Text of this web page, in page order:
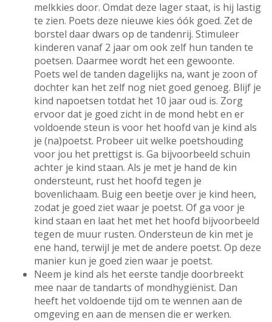
melkkies door. Omdat deze lager staat, is hij lastig
te zien. Poets deze nieuwe kies óók goed. Zet de
borstel daar dwars op de tandenrij. Stimuleer
kinderen vanaf 2 jaar om ook zelf hun tanden te
poetsen. Daarmee wordt het een gewoonte.
Poets wel de tanden dagelijks na, want je zoon of
dochter kan het zelf nog niet goed genoeg. Blijf je
kind napoetsen totdat het 10 jaar oud is. Zorg
ervoor dat je goed zicht in de mond hebt en er
voldoende steun is voor het hoofd van je kind als
je (na)poetst. Probeer uit welke poetshouding
voor jou het prettigst is. Ga bijvoorbeeld schuin
achter je kind staan. Als je met je hand de kin
ondersteunt, rust het hoofd tegen je
bovenlichaam. Buig een beetje over je kind heen,
zodat je goed ziet waar je poetst. Of ga voor je
kind staan en laat het met het hoofd bijvoorbeeld
tegen de muur rusten. Ondersteun de kin met je
ene hand, terwijl je met de andere poetst. Op deze
manier kun je goed zien waar je poetst.
Neem je kind als het eerste tandje doorbreekt
mee naar de tandarts of mondhygiënist. Dan
heeft het voldoende tijd om te wennen aan de
omgeving en aan de mensen die er werken.